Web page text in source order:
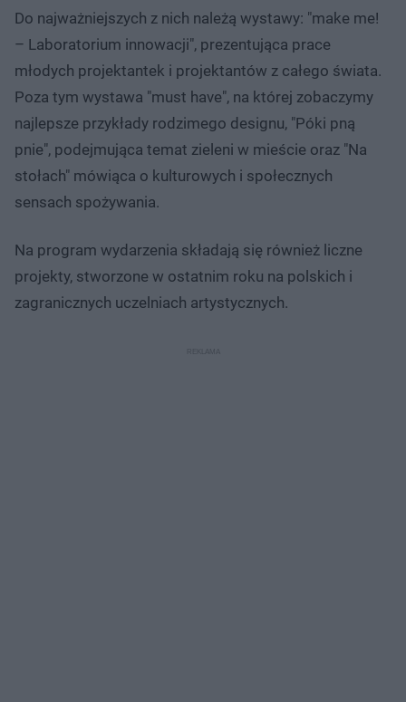
Do najważniejszych z nich należą wystawy: "make me!
– Laboratorium innowacji", prezentująca prace
młodych projektantek i projektantów z całego świata.
Poza tym wystawa "must have", na której zobaczymy
najlepsze przykłady rodzimego designu, "Póki pną
pnie", podejmująca temat zieleni w mieście oraz "Na
stołach" mówiąca o kulturowych i społecznych
sensach spożywania.
Na program wydarzenia składają się również liczne
projekty, stworzone w ostatnim roku na polskich i
zagranicznych uczelniach artystycznych.